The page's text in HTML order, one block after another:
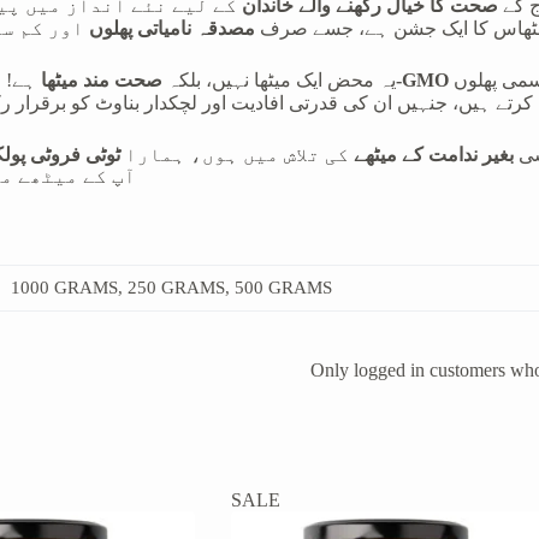
کے صحت کا خیال رکھنے والے خاندان کے لیے نئے انداز میں
کا ایک جشن ہے، جسے صرف مصدقہ نامیاتی پھلوں اور کم
یہ محض ایک میٹھا نہیں، بلکہ صحت مند میٹھا ہے! نان-GMO
کرتے ہیں، جنہیں ان کی قدرتی افادیت اور لچکدار بناوٹ کو برقرار
بغیر ندامت کے میٹھے کی تلاش میں ہوں، ہماراٹوٹی فروٹی
آپ کے میٹھے
1000 GRAMS, 250 GRAMS, 500 GRAMS
Only logged in customers
SALE